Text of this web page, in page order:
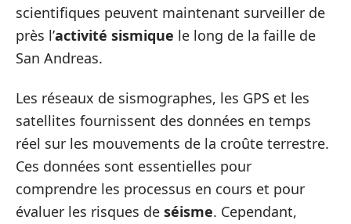
scientifiques peuvent maintenant surveiller de
près l’activité sismique le long de la faille de
San Andreas.
Les réseaux de sismographes, les GPS et les
satellites fournissent des données en temps
réel sur les mouvements de la croûte terrestre.
Ces données sont essentielles pour
comprendre les processus en cours et pour
évaluer les risques de séisme. Cependant,